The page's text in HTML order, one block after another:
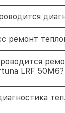
ремонт
LRF 50M6?